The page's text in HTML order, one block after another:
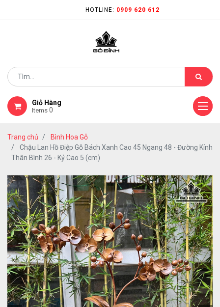
HOTLINE: 0909 620 612
Giỏ Hàng
Items 0
Trang chủ
Bình Hoa Gỗ
Chậu Lan Hồ Điệp Gỗ Bách Xanh Cao 45 Ngang 48 - Đường Kính
Thân Bình 26 - Kỷ Cao 5 (cm)